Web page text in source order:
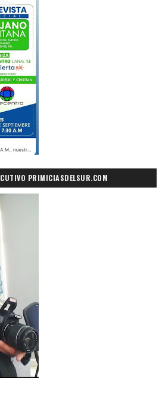
PRIMICIASDELSUR.COM